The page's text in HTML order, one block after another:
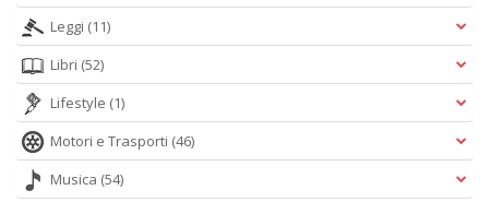
Leggi (11)
Libri (52)
Lifestyle (1)
Motori e Trasporti (46)
Musica (54)